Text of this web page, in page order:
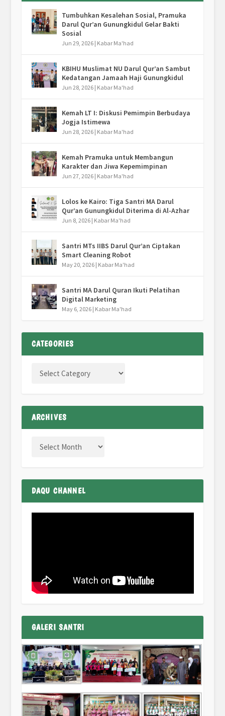
Tumbuhkan Kesalehan Sosial, Pramuka
Darul Qur’an Gunungkidul Gelar Bakti
Sosial
Jun 29, 2026| Kabar Ma'had
KBIHU Muslimat NU Darul Qur’an Sambut
Kedatangan Jamaah Haji Gunungkidul
Jun 28, 2026| Kabar Ma'had
Kemah LT I: Diskusi Pemimpin Berbudaya
Jogja Istimewa
Jun 28, 2026| Kabar Ma'had
Kemah Pramuka untuk Membangun
Karakter dan Jiwa Kepemimpinan
Jun 27, 2026| Kabar Ma'had
Lolos ke Kairo: Tiga Santri MA Darul
Qur’an Gunungkidul Diterima di Al-Azhar
Jun 8, 2026| Kabar Ma'had
Santri MTs IIBS Darul Qur’an Ciptakan
Smart Cleaning Robot
May 20, 2026| Kabar Ma'had
Santri MA Darul Quran Ikuti Pelatihan
Digital Marketing
May 6, 2026| Kabar Ma'had
CATEGORIES
ARCHIVES
DAQU CHANNEL
GALERI SANTRI